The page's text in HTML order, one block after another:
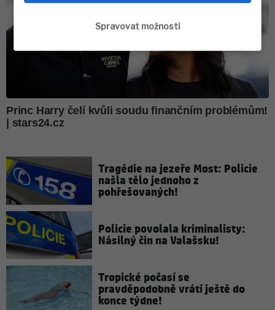
Tragédie na jezeře Most: Policie
našla tělo jednoho z
pohřešovaných!
Policie povolala kriminalisty:
Násilný čin na Valašsku!
Tropické počasí se
pravděpodobně vrátí ještě do
konce týdne!
Spravovat možnosti